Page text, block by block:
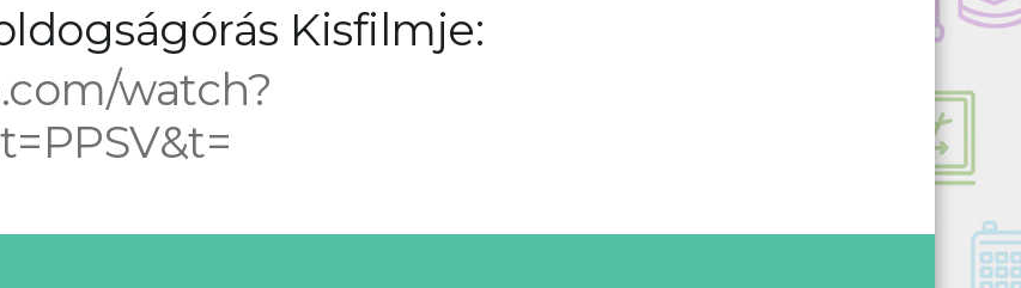
Kisfilmje:
watch?